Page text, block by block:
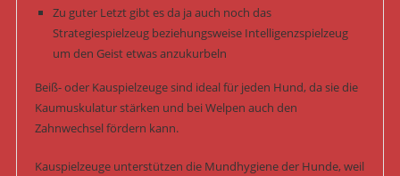
Zu guter Letzt gibt es da ja auch noch das
Strategiespielzeug beziehungsweise Intelligenzspielzeug
um den Geist etwas anzukurbeln
Beiß- oder Kauspielzeuge sind ideal für jeden Hund, da sie die
Kaumuskulatur stärken und bei Welpen auch den
Zahnwechsel fördern kann.
Kauspielzeuge unterstützen die Mundhygiene der Hunde, weil